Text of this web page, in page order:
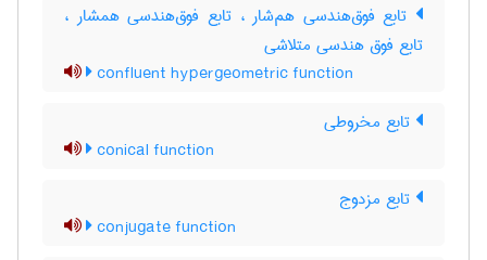
تابع فوق‌هندسی هم‌شار ، تابع فوق‌هندسی همشار ،
تابع فوق هندسی متلاشی
confluent hypergeometric function
تابع مخروطی
conical function
تابع مزدوج
conjugate function